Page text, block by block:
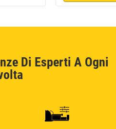
Di Esperti A Ogni